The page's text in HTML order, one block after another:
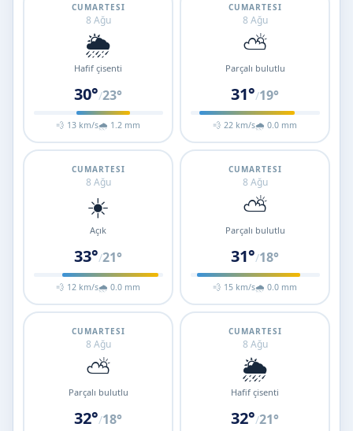
CUMARTESI
8 Ağu
🌦️
Hafif çisenti
30°/23°
💨 13 km/s🌧 1.2 mm
CUMARTESI
8 Ağu
⛅
Parçalı bulutlu
31°/19°
💨 22 km/s🌧 0.0 mm
CUMARTESI
8 Ağu
☀️
Açık
33°/21°
💨 12 km/s🌧 0.0 mm
CUMARTESI
8 Ağu
⛅
Parçalı bulutlu
31°/18°
💨 15 km/s🌧 0.0 mm
CUMARTESI
8 Ağu
⛅
Parçalı bulutlu
32°/18°
CUMARTESI
8 Ağu
🌦️
Hafif çisenti
32°/21°